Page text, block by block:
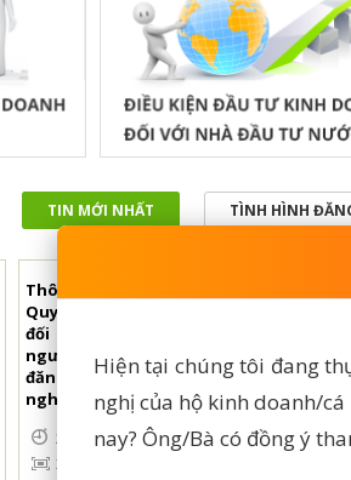
Hiện tại chúng tôi đang
nghị của hộ kinh doanh/
nay? Ông/Bà có đồng ý
TIN MỚI NHẤT TÌNH HÌNH
Thông báo về việc triển khai
Quy trình xác thực điện tử
đối với người nộp hồ sơ,
người ủy quyền nộp hồ sơ
đăng ký thành lập doanh
nghiệp
21/07/2026 17:34
Xem thêm
7 năm
đăng
xã, liên
15/